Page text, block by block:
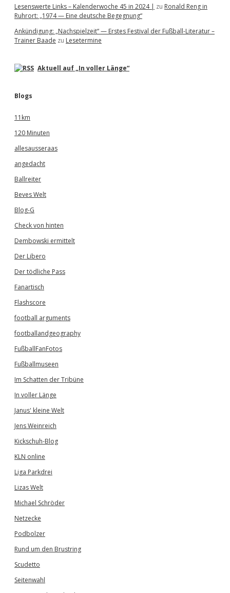
Lesenswerte Links – Kalenderwoche 45 in 2024 | zu Ronald Reng in
Ruhrort: „1974 — Eine deutsche Begegnung“
Ankündigung: „Nachspielzeit“ — Erstes Festival der Fußball-Literatur –
Trainer Baade zu Lesetermine
Aktuell auf „In voller Länge“
Blogs
11km
120 Minuten
allesausseraas
angedacht
Ballreiter
Beves Welt
Blog-G
Check von hinten
Dembowski ermittelt
Der Libero
Der tödliche Pass
Fanartisch
Flashscore
football arguments
footballandgeography
FußballFanFotos
Fußballmuseen
Im Schatten der Tribüne
In voller Länge
Janus' kleine Welt
Jens Weinreich
Kickschuh-Blog
KLN online
Liga Parkdrei
Lizas Welt
Michael Schröder
Netzecke
Podbolzer
Rund um den Brustring
Scudetto
Seitenwahl